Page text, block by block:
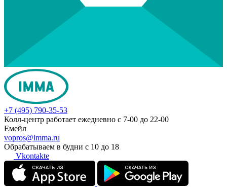
+7 (495) 790-35-53
Колл-центр работает ежедневно с 7-00 до 22-00
Емейл
vopros@imma.ru
Обрабатываем в будни с 10 до 18
Vkontakte